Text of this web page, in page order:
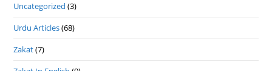
Uncategorized (3)
Urdu Articles(68)
Zakat(7)